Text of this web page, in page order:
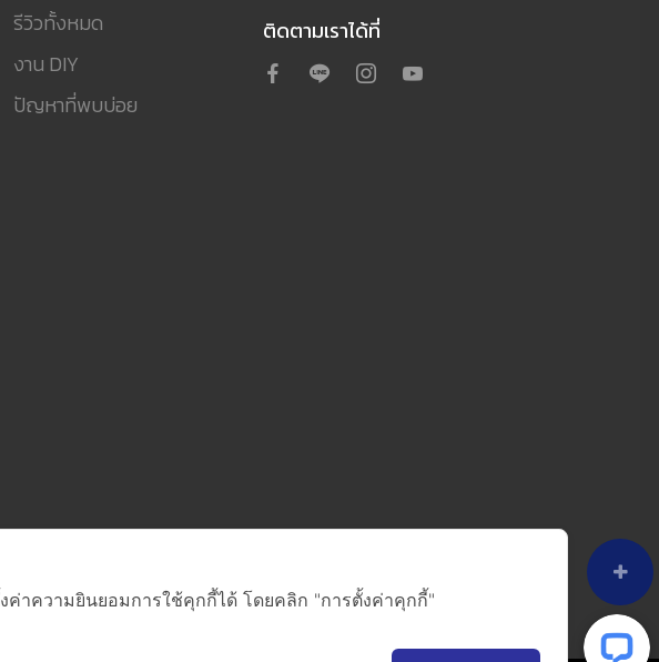
รีวิวทั้งหมด
งาน DIY
ปัญหาที่พบบ่อย
ติดตามเราได้ที่
ค่าความยินยอมการใช้คุกกี้ได้ โดยคลิก "การตั้งค่าคุกกี้"